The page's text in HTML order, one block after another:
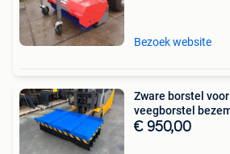
Bezoek website
Zware borstel
veegborstel
€ 950,00